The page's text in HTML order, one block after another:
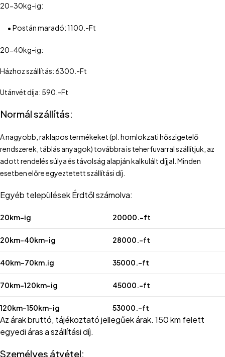
20-30kg-ig:
• Postán maradó: 1100.-Ft
20-40kg-ig:
Házhoz szállítás: 6300.-Ft
Utánvét díja: 590.-Ft
Normál szállítás:
A nagyobb, raklapos termékeket (pl. homlokzati hőszigetelő
rendszerek, táblás anyagok) továbbra is teherfuvarral szállítjuk, az
adott rendelés súlya és távolság alapján kalkulált díjjal. Minden
esetben előre egyeztetett szállítási díj.
Egyéb települések Érdtől számolva:
20km-ig 20000.-ft
20km-40km-ig 28000.-ft
40km-70km.ig 35000.-ft
70km-120km-ig 45000.-ft
120km-150km-ig 53000.-ft
Az árak bruttó, tájékoztató jellegűek árak. 150 km felett
egyedi áras a szállítási díj.
Személyes átvétel: